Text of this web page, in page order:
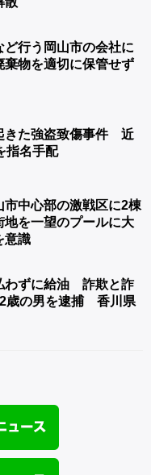
ど行う岡山市の会社に
物を適切に保管せず
きた強盗致傷事件 近
指名手配
市中心部の激戦区に2棟
を一望のプールに大
意識
わずに給油 詐欺と詐
歳の男を逮捕 香川県